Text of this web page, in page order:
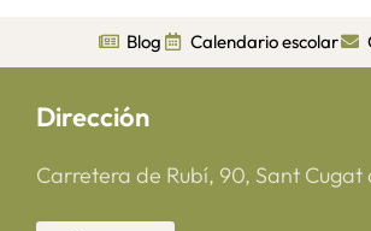
Blog Calendario escolar
Dirección
Carretera de Rubí, 90, Sant Cugat